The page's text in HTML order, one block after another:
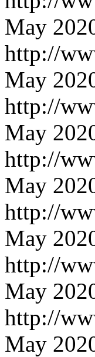
May
http://
May
http://
May
http://
May
http://
May
http://
May
http://
May